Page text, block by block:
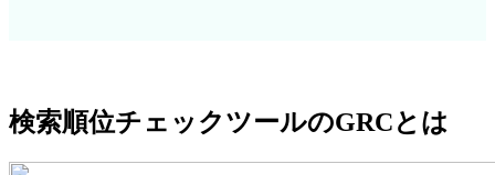
検索順位チェックツールのGRCとは